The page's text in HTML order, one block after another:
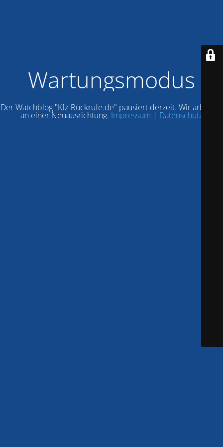
Wartungsmodus
Der Watchblog "Kfz-Rückrufe.de" pausiert derzeit. Wir arbeiten
an einer Neuausrichtung. Impressum | Datenschutz